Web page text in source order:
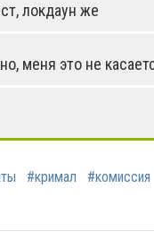
локдаун же
меня это не
#кримал #комиссия